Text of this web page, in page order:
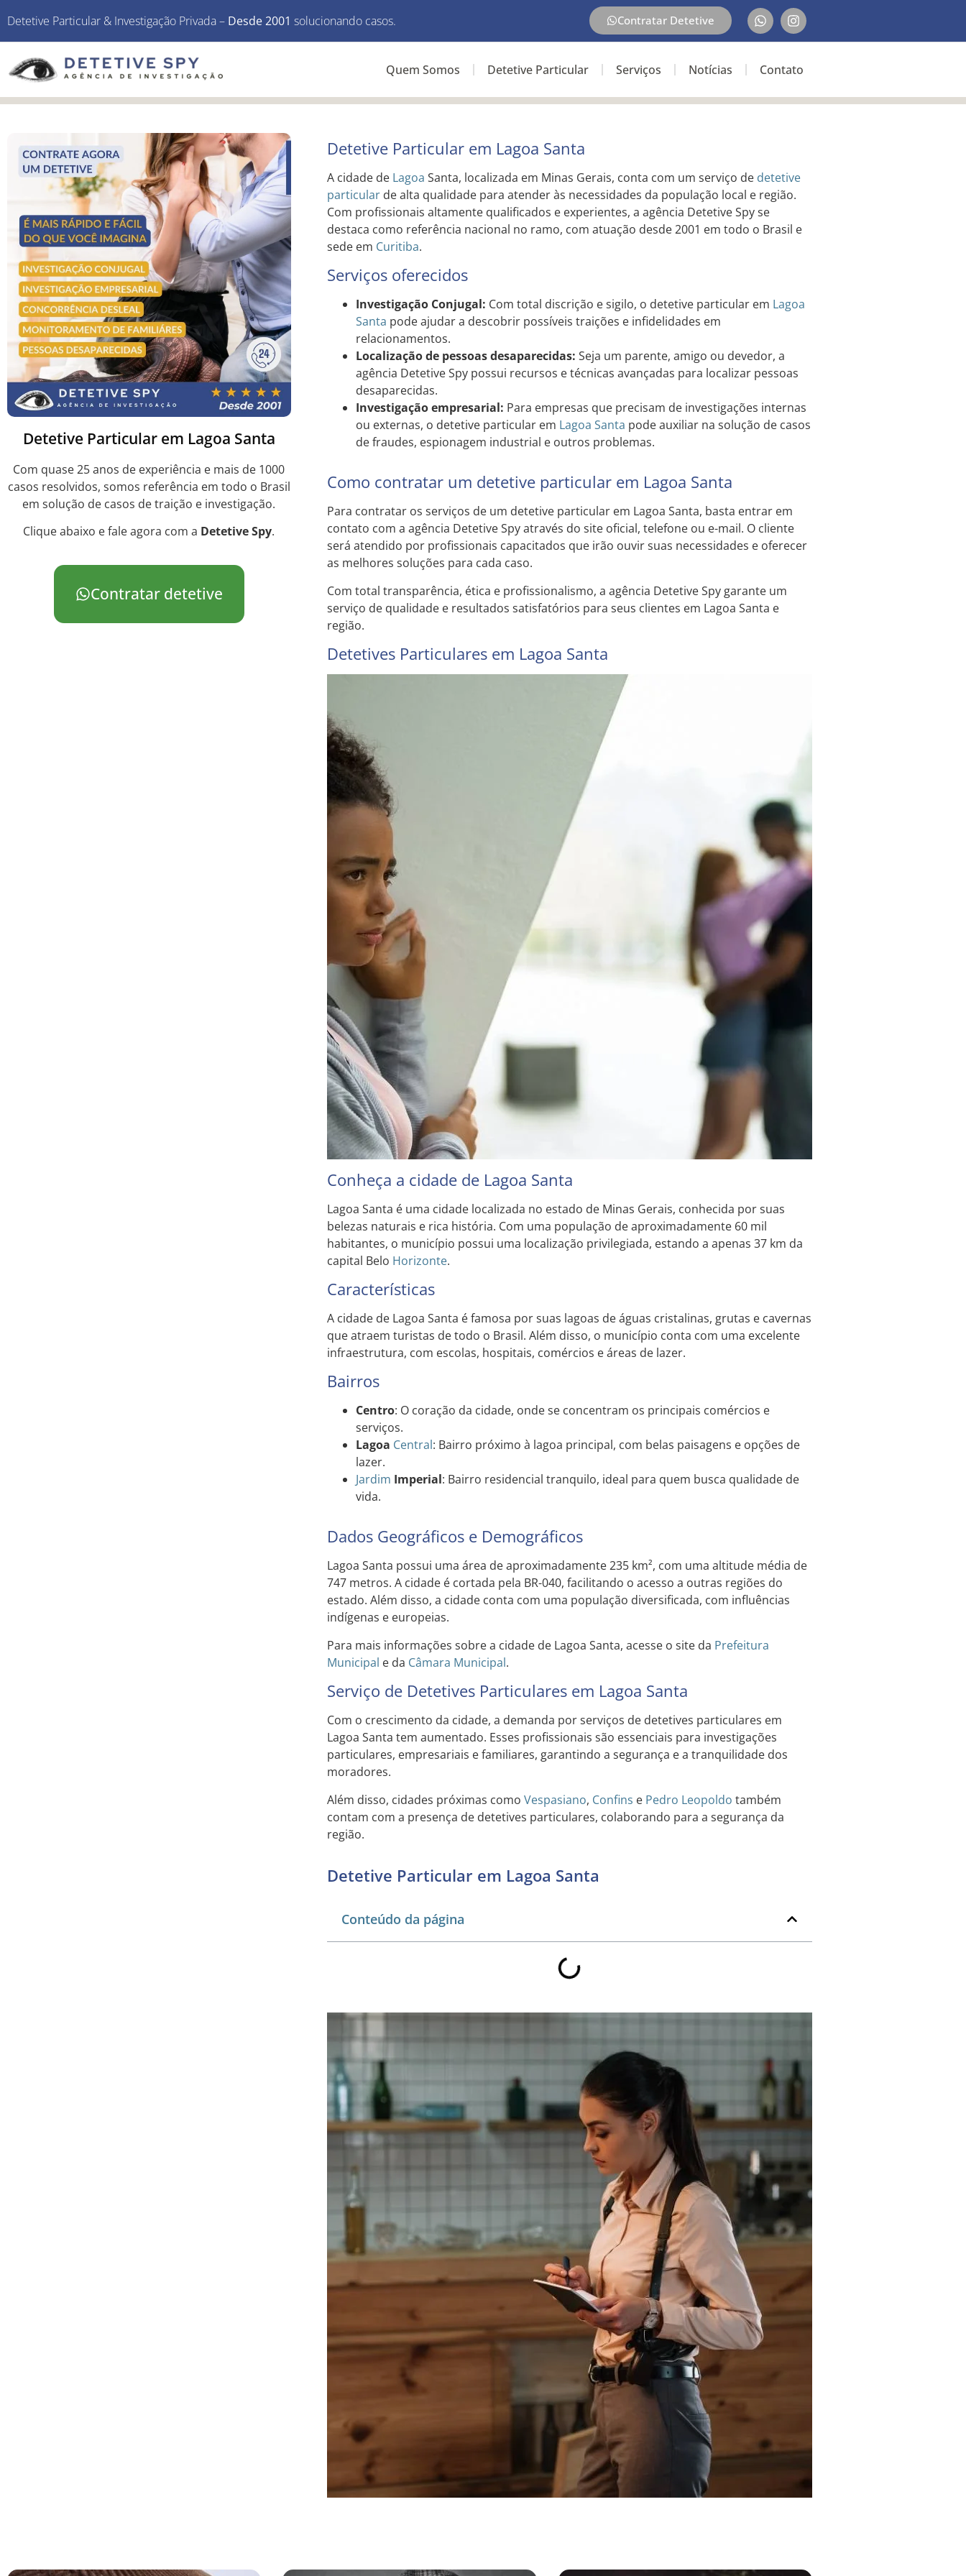
Detetive Particular & Investigação Privada – Desde 2001 solucionando casos. Contratar Detetive
Quem Somos Detetive Particular Serviços Notícias Contato
Detetive Particular em Lagoa Santa
Com quase 25 anos de experiência e mais de 1000
casos resolvidos, somos referência em todo o Brasil
em solução de casos de traição e investigação.
Clique abaixo e fale agora com a Detetive Spy.
Contratar detetive
Detetive Particular em Lagoa Santa
A cidade de Lagoa Santa, localizada em Minas Gerais, conta com um serviço de detetive
particularde alta qualidade para atender às necessidades da população local e região.
Com profissionais altamente qualificados e experientes, a agência Detetive Spy se
destaca como referência nacional no ramo, com atuação desde 2001 em todo o Brasil e
sede em Curitiba.
Serviços oferecidos
Investigação Conjugal: Com total discrição e sigilo, o detetive particular em Lagoa
Santa pode ajudar a descobrir possíveis traições e infidelidades em
relacionamentos.
Localização de pessoas desaparecidas: Seja um parente, amigo ou devedor, a
agência Detetive Spy possui recursos e técnicas avançadas para localizar pessoas
desaparecidas.
Investigação empresarial: Para empresas que precisam de investigações internas
ou externas, o detetive particular em Lagoa Santa pode auxiliar na solução de casos
de fraudes, espionagem industrial e outros problemas.
Como contratar um detetive particular em Lagoa Santa
Para contratar os serviços de um detetive particular em Lagoa Santa, basta entrar em
contato com a agência Detetive Spy através do site oficial, telefone ou e-mail. O cliente
será atendido por profissionais capacitados que irão ouvir suas necessidades e oferecer
as melhores soluções para cada caso.
Com total transparência, ética e profissionalismo, a agência Detetive Spy garante um
serviço de qualidade e resultados satisfatórios para seus clientes em Lagoa Santa e
região.
Detetives Particulares em Lagoa Santa
Conheça a cidade de Lagoa Santa
Lagoa Santa é uma cidade localizada no estado de Minas Gerais, conhecida por suas
belezas naturais e rica história. Com uma população de aproximadamente 60 mil
habitantes, o município possui uma localização privilegiada, estando a apenas 37 km da
capital Belo Horizonte.
Características
A cidade de Lagoa Santa é famosa por suas lagoas de águas cristalinas, grutas e cavernas
que atraem turistas de todo o Brasil. Além disso, o município conta com uma excelente
infraestrutura, com escolas, hospitais, comércios e áreas de lazer.
Bairros
Centro: O coração da cidade, onde se concentram os principais comércios e
serviços.
Lagoa Central: Bairro próximo à lagoa principal, com belas paisagens e opções de
lazer.
Jardim Imperial: Bairro residencial tranquilo, ideal para quem busca qualidade de
vida.
Dados Geográficos e Demográficos
Lagoa Santa possui uma área de aproximadamente 235 km², com uma altitude média de
747 metros. A cidade é cortada pela BR-040, facilitando o acesso a outras regiões do
estado. Além disso, a cidade conta com uma população diversificada, com influências
indígenas e europeias.
Para mais informações sobre a cidade de Lagoa Santa, acesse o site da Prefeitura
Municipal e da Câmara Municipal.
Serviço de Detetives Particulares em Lagoa Santa
Com o crescimento da cidade, a demanda por serviços de detetives particulares em
Lagoa Santa tem aumentado. Esses profissionais são essenciais para investigações
particulares, empresariais e familiares, garantindo a segurança e a tranquilidade dos
moradores.
Além disso, cidades próximas como Vespasiano, Confins e Pedro Leopoldo também
contam com a presença de detetives particulares, colaborando para a segurança da
região.
Detetive Particular em Lagoa Santa
Conteúdo da página